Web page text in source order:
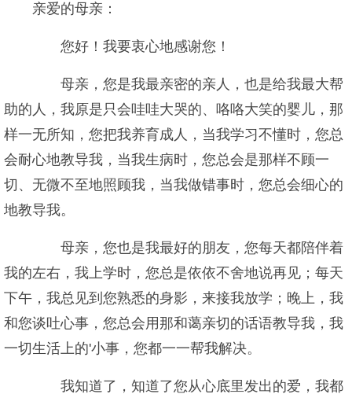
亲爱的母亲：
您好！我要衷心地感谢您！
母亲，您是我最亲密的亲人，也是给我最大帮
助的人，我原是只会哇哇大哭的、咯咯大笑的婴儿，那
样一无所知，您把我养育成人，当我学习不懂时，您总
会耐心地教导我，当我生病时，您总会是那样不顾一
切、无微不至地照顾我，当我做错事时，您总会细心的
地教导我。
母亲，您也是我最好的朋友，您每天都陪伴着
我的左右，我上学时，您总是依依不舍地说再见；每天
下午，我总见到您熟悉的身影，来接我放学；晚上，我
和您谈吐心事，您总会用那和蔼亲切的话语教导我，我
一切生活上的'小事，您都一一帮我解决。
我知道了，知道了您从心底里发出的爱，我都